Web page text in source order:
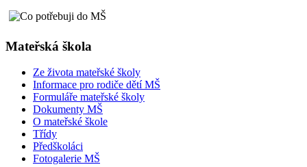
Mateřská škola
Ze života mateřské školy
Informace pro rodiče dětí MŠ
Formuláře mateřské školy
Dokumenty MŠ
O mateřské škole
Třídy
Předškoláci
Fotogalerie MŠ